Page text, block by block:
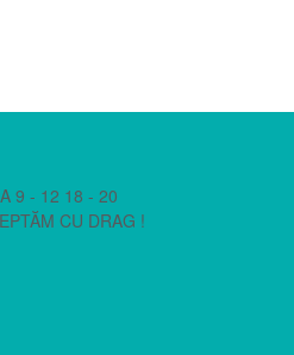
9 - 12 18 - 20
CU DRAG !